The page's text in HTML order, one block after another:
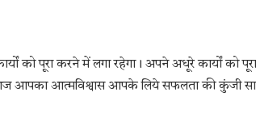
को पूरा करने में लगा रहेगा। अपने अधूरे कार्यों को
आज आपका आत्मविश्वास आपके लिये सफलता की कुंजी